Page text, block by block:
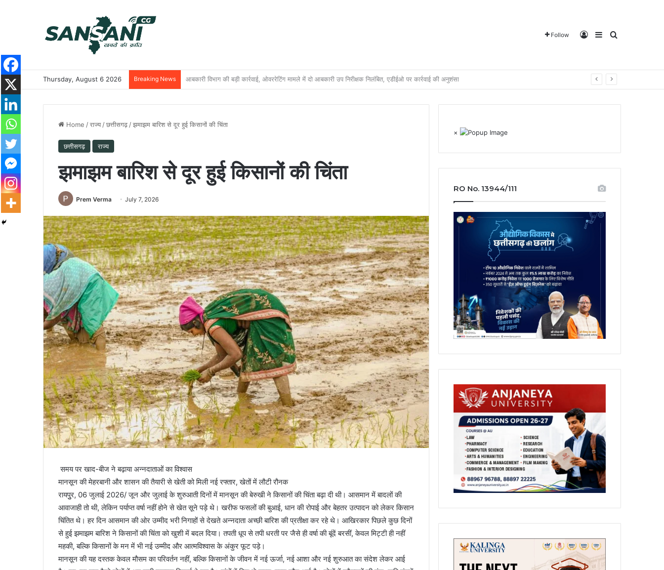
Follow Log InSidebarSearch for
Thursday, August 6 2026 Breaking News ट्रांसफॉर्म रूरल इंडिया (TRI) ने समावेशी ग्रामीण विकास को आगे बढ़ाने के लिए छत्तीसगढ़ सरकार के साथ की साझेदारी
Home /राज्य /छत्तीसगढ़ /झमाझम बारिश से दूर हुई किसानों की चिंता
छत्तीसगढ़ राज्य
झमाझम बारिश से दूर हुई किसानों की चिंता
Prem Verma July 7, 2026
समय पर खाद-बीज ने बढ़ाया अन्नदाताओं का विश्वास
मानसून की मेहरबानी और शासन की तैयारी से खेती को मिली नई रफ्तार, खेतों में लौटी रौनक
रायपुुर, 06 जुलाई 2026/ जून और जुलाई के शुरुआती दिनों में मानसून की बेरुखी ने किसानों की चिंता बढ़ा दी थी। आसमान में बादलों की
आवाजाही तो थी, लेकिन पर्याप्त वर्षा नहीं होने से खेत सूने पड़े थे। खरीफ फसलों की बुआई, धान की रोपाई और बेहतर उत्पादन को लेकर किसान
चिंतित थे। हर दिन आसमान की ओर उम्मीद भरी निगाहों से देखते अन्नदाता अच्छी बारिश की प्रतीक्षा कर रहे थे। आखिरकार पिछले कुछ दिनों
से हुई झमाझम बारिश ने किसानों की चिंता को खुशी में बदल दिया। तपती धूप से तपी धरती पर जैसे ही वर्षा की बूंदें बरसीं, केवल मिट्टी ही नहीं
महकी, बल्कि किसानों के मन में भी नई उम्मीद और आत्मविश्वास के अंकुर फूट पड़े।
मानसून की यह दस्तक केवल मौसम का परिवर्तन नहीं, बल्कि किसानों के जीवन में नई ऊर्जा, नई आशा और नई शुरुआत का संदेश लेकर आई
×
RO No. 13944/111